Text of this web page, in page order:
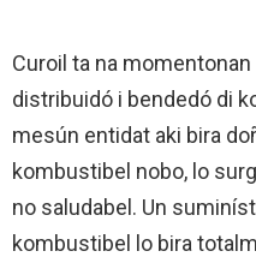
Curoil ta na
distribuidó i bendedó di
mesún entidat aki bira
kombustibel nobo, lo
no saludabel. Un
kombustibel lo bira